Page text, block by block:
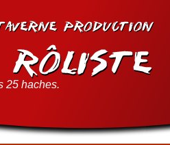
25 haches.